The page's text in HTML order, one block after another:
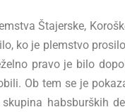
Štajerske,
ko je plemstvo
pravo je bilo
Ob tem se je
habsburških